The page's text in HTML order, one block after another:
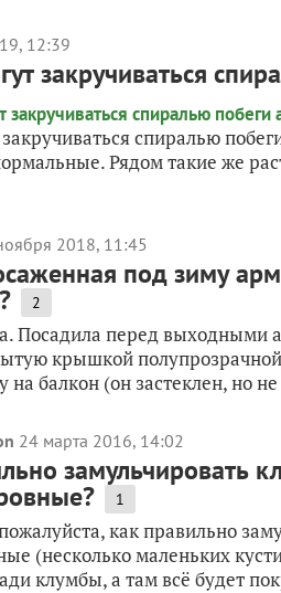
12:39
закручиваться
спиралью
Рядом такие же
2018, 11:45
под зиму
2
Посадила перед выходными
крышкой
на балкон (он застеклен, но
24 марта 2016, 14:02
замульчировать
1
как правильно
(несколько маленьких
клумбы, а там всё будет